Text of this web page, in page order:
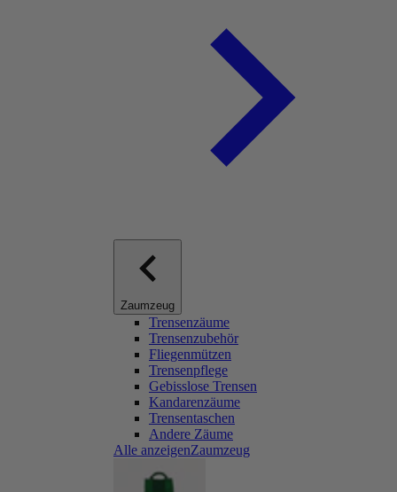
Zaumzeug
Trensenzäume
Trensenzubehör
Fliegenmützen
Trensenpflege
Gebisslose Trensen
Kandarenzäume
Trensentaschen
Andere Zäume
Alle anzeigenZaumzeug